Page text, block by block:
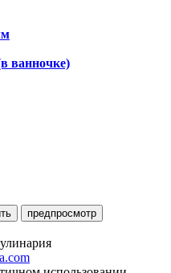
ванночке)
предпросмотр